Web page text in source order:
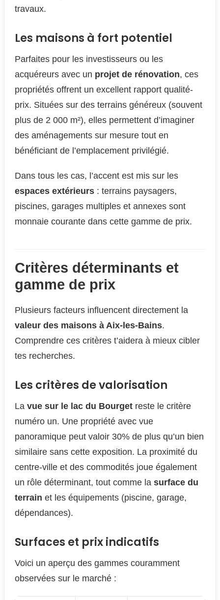
travaux.
Les maisons à fort potentiel
Parfaites pour les investisseurs ou les
acquéreurs avec un projet de rénovation, ces
propriétés offrent un excellent rapport qualité-
prix. Situées sur des terrains généreux (souvent
plus de 2 000 m²), elles permettent d’imaginer
des aménagements sur mesure tout en
bénéficiant de l’emplacement privilégié.
Dans tous les cas, l’accent est mis sur les
espaces extérieurs : terrains paysagers,
piscines, garages multiples et annexes sont
monnaie courante dans cette gamme de prix.
Critères déterminants et
gamme de prix
Plusieurs facteurs influencent directement la
valeur des maisons à Aix-les-Bains.
Comprendre ces critères t’aidera à mieux cibler
tes recherches.
Les critères de valorisation
La vue sur le lac du Bourget reste le critère
numéro un. Une propriété avec vue
panoramique peut valoir 30% de plus qu’un bien
similaire sans cette exposition. La proximité du
centre-ville et des commodités joue également
un rôle déterminant, tout comme la surface du
terrain et les équipements (piscine, garage,
dépendances).
Surfaces et prix indicatifs
Voici un aperçu des gammes couramment
observées sur le marché :